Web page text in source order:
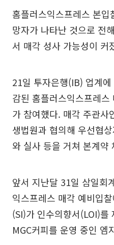
홈플러스익스프레스 본
망자가 나타난 것으로 전
서 매각 성사 가능성이 커
21일 투자은행(IB) 업계
감된 홈플러스익스프레
가 참여했다. 매각 주관사
생법원과 협의해 우선협
와 실사 등을 거쳐 본계약
앞서 지난달 31일 삼일회
익스프레스 매각 예비입
(SI)가 인수의향서(LOI)를
MGC커피를 운영 중인 엠